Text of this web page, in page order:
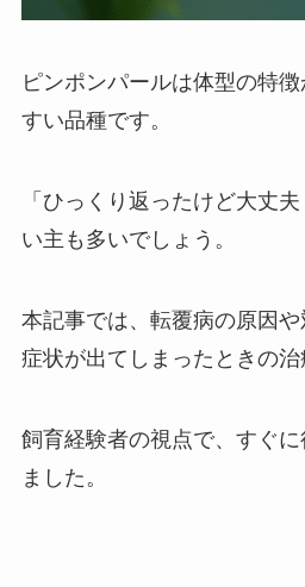
ピンポンパールは体型の特
すい品種です。
「ひっくり返ったけど大丈
い主も多いでしょう。
本記事では、転覆病の原因
症状が出てしまったときの治
飼育経験者の視点で、すぐ
ました。